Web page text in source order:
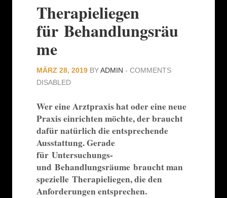
Therapieliegen
für Behandlungsräu
me
MÄRZ 28, 2019 BYADMIN - COMMENTS
DISABLED
Wer eine Arztpraxis hat oder eine neue
Praxis einrichten möchte, der braucht
dafür natürlich die entsprechende
Ausstattung. Gerade
für Untersuchungs-
und Behandlungsräume braucht man
spezielle Therapieliegen, die den
Anforderungen entsprechen.